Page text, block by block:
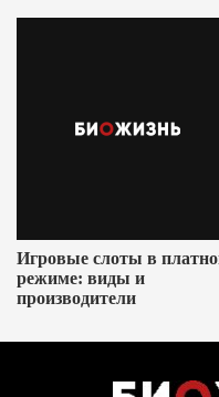
Игровые слоты в
режиме: виды и
производители